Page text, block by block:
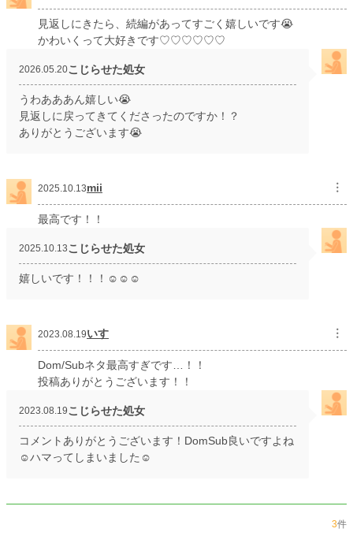
見返しにきたら、続編があってすごく嬉しいです😭
かわいくって大好きです♡♡♡♡♡♡
2026.05.20こじらせた処女
うわあああん嬉しい😭
見返しに戻ってきてくださったのですか！？
ありがとうございます😭
2025.10.13mii ︙
最高です！！
2025.10.13こじらせた処女
嬉しいです！！！☺️☺️☺️
2023.08.19いす ︙
Dom/Subネタ最高すぎです…！！
投稿ありがとうございます！！
2023.08.19こじらせた処女
コメントありがとうございます！DomSub良いですよね
☺️ハマってしまいました☺️
3件